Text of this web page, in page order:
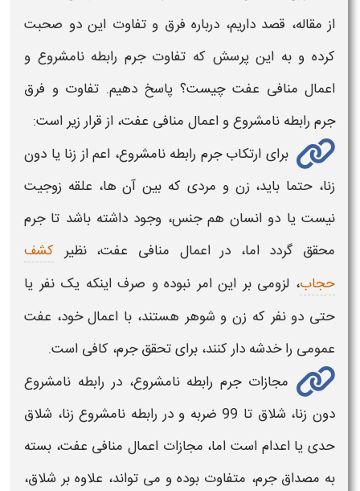
از مقاله، قصد داریم، درباره فرق و تفاوت این دو صحبت
کرده و به این پرسش که تفاوت جرم رابطه نامشروع و
اعمال منافی عفت چیست؟ پاسخ دهیم. تفاوت و فرق
جرم رابطه نامشروع و اعمال منافی عفت، از قرار زیر است:
برای ارتکابجرم رابطه نامشروع، اعم از زنا یا دون
زنا، حتما باید، زن و مردی که بین آن ها، علقه زوجیت
نیست یا دو انسان هم جنس، وجود داشته باشد تا جرم
محقق گردد اما، دراعمال منافی عفت، نظیر کشف
حجاب، لزومی بر این امر نبوده و صرف اینکه یک نفر یا
حتی دو نفر که زن و شوهر هستند، با اعمال خود، عفت
عمومی را خدشه دار کنند، برای تحقق جرم، کافی است.
مجازات جرم رابطه نامشروع،در رابطه نامشروع
دون زنا، شلاق تا 99 ضربه و در
رابطه نامشروع زنا، شلاق
حدی یا اعدام است اما، مجازات اعمال منافی عفت، بسته
به مصداق جرم، متفاوت بوده و می تواند، علاوه بر شلاق،